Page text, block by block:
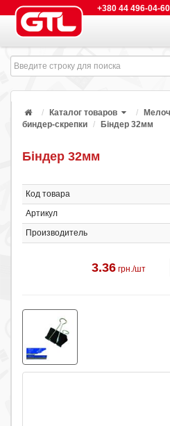
+380 44 496-04-60
Каталог товаров
биндер-скрепки
Біндер 32мм
Біндер 32мм
Код товара
Артикул
Производитель
3.36 грн./шт